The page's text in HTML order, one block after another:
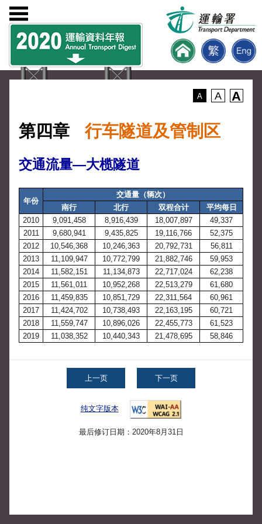
A A A
第四章 行车隧道及管制区
交通流量—大榄隧道
年份
交通量（辆次）
南行
北行 双程合计
平均每日
2010
9,091,458 8,916,439 18,007,897
49,337
2011
9,680,941 9,435,825 19,116,766
52,375
2012
10,546,368 10,246,363 20,792,731
56,811
2013
11,109,947 10,772,799 21,882,746
59,953
2014
11,582,151 11,134,873 22,717,024
62,238
2015
11,561,011 10,952,268 22,513,279
61,680
2016
11,459,835 10,851,729 22,311,564
60,961
2017
11,424,702 10,738,493 22,163,195
60,721
2018
11,559,747 10,896,026 22,455,773
61,523
2019
11,038,352 10,440,343 21,478,695 58,846
上一页 下一页
纯文字版本
最后修订日期：2020年8月31日